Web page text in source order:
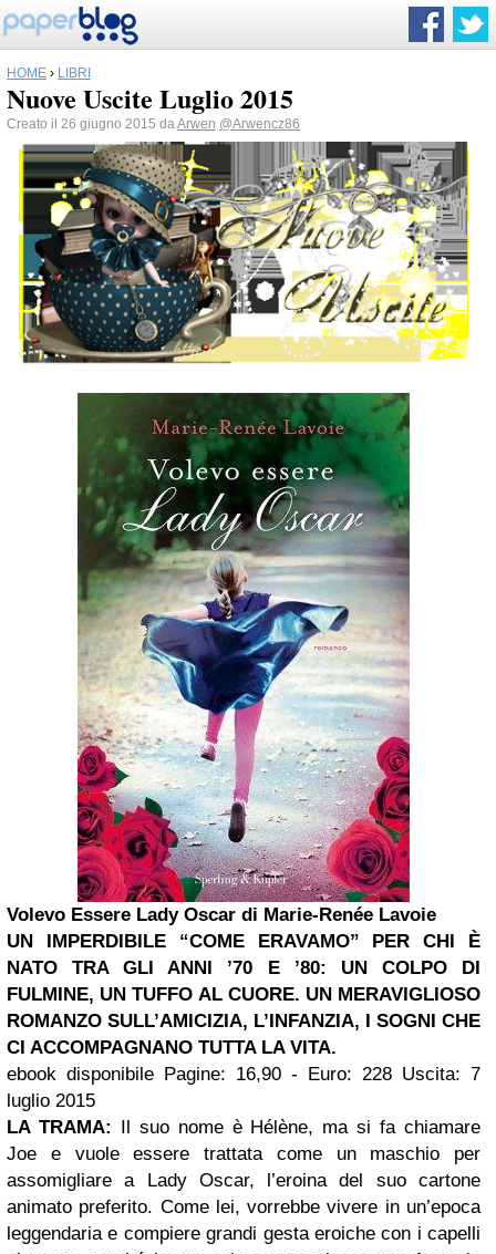
HOME › LIBRI
Nuove Uscite Luglio 2015
Creato il 26 giugno 2015 daArwen @Arwencz86
Volevo Essere Lady Oscar di Marie-Renée Lavoie
UN IMPERDIBILE “COME ERAVAMO” PER CHI È
NATO TRA GLI ANNI ’70 E ’80: UN COLPO DI
FULMINE, UN TUFFO AL CUORE. UN MERAVIGLIOSO
ROMANZO SULL’AMICIZIA, L’INFANZIA, I SOGNI CHE
CI ACCOMPAGNANO TUTTA LA VITA.
ebook disponibile Pagine: 16,90 - Euro: 228 Uscita: 7
luglio 2015
LA TRAMA:
Il suo nome è Hélène, ma si fa chiamare
Joe e vuole essere trattata come un maschio per
assomigliare a Lady Oscar, l’eroina del suo cartone
animato preferito. Come lei, vorrebbe vivere in un’epoca
leggendaria e compiere grandi gesta eroiche con i capelli